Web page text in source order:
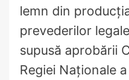
lemn din
prevederilor
supusă aprobării
Regiei Naționale